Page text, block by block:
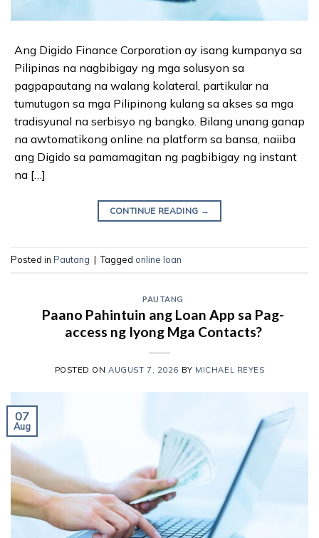
Ang Digido Finance Corporation ay isang kumpanya sa
Pilipinas na nagbibigay ng mga solusyon sa
pagpapautang na walang kolateral, partikular na
tumutugon sa mga Pilipinong kulang sa akses sa mga
tradisyunal na serbisyo ng bangko. Bilang unang ganap
na awtomatikong online na platform sa bansa, naiiba
ang Digido sa pamamagitan ng pagbibigay ng instant
na […]
CONTINUE READING →
Posted in Pautang | Tagged online loan
PAUTANG
Paano Pahintuin ang Loan App sa Pag-
access ng Iyong Mga Contacts?
POSTED ONAUGUST 7, 2026 BY MICHAEL REYES
07
Aug